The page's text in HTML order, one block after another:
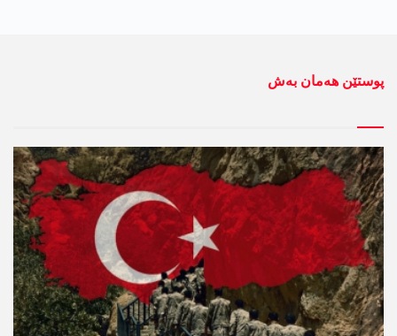
پوستێن ھەمان بەش